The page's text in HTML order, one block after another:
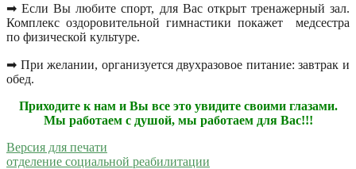
➡ Если Вы любите спорт, для Вас открыт тренажерный зал.
Комплекс оздоровительной гимнастики покажет медсестра
по физической культуре.
➡ При желании, организуется двухразовое питание: завтрак и
обед.
Приходите к нам и Вы все это увидите своими глазами.
Мы работаем с душой, мы работаем для Вас!!!
Версия для печати
отделение социальной реабилитации